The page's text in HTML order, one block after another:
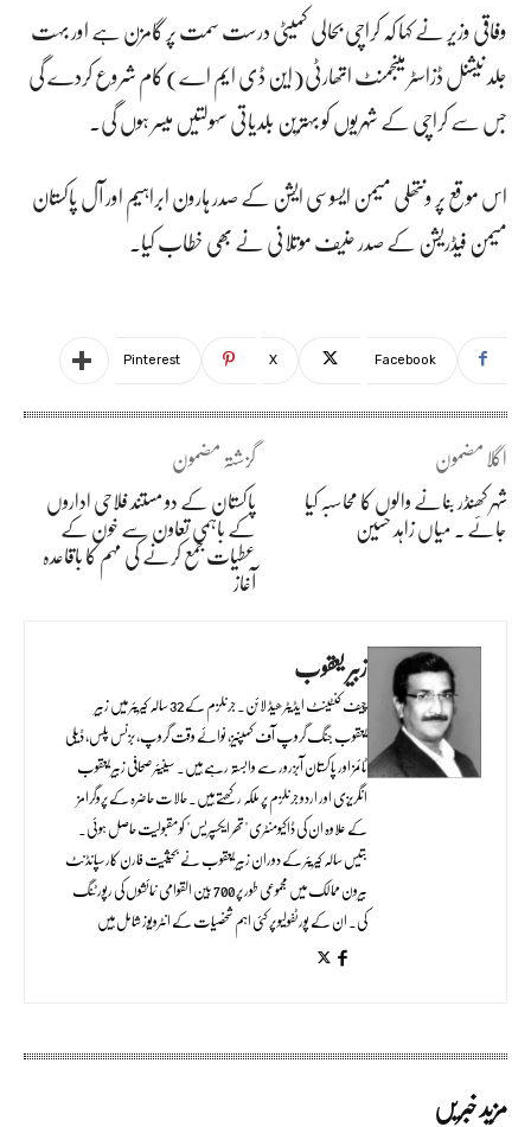
وفاقی وزیر نے کہا کہ کراچی بحالی کمیٹی درست سمت پر گامزن ہے اور بہت
جلد نیشنل ڈزاسٹر مینجمنٹ اتھارٹی(این ڈی ایم اے) کام شروع کردے گی
جس سے کراچی کے شہریوں کو بہترین بلدیاتی سہولتیں میسر ہوں گی۔
اس موقع پر ونتھلی میمن ایسوسی ایشن کے صدر ہارون ابراہیم اور آل پاکستان
میمن فیڈریشن کے صدر حنیف موتلانی نے بھی خطاب کیا۔
Facebook
X
Pinterest
گزشتہ مضمون
پاکستان کے دو مستند فلاحی اداروں
کے باہمی تعاون سے خون کے
عطیات جمع کرنے کی مہم کا باقاعدہ
آغاز
اگلا مضمون
شہر کھنڈر بنانے والوں کا محاسبہ کیا
جائے ۔ میاں زاہد حسین
زبیر یعقوب
چیف کنٹینٹ ایڈیٹر ھیڈ لائن۔ جرنلزم کے 32 سالہ کیریئر میں زبیر
یعقوب جنگ گروپ آف کمپنیز، نوائے وقت گروپ، بزنس پلس، ڈیلی
ٹائمز اور پاکستان آبزرور سے وابستہ رہے ہیں۔ سینیئر صحافی زبیر یعقوب
انگریزی اور اردو جرنلزم پر ملکہ رکھتے ہیں۔ حالات حاضرہ کے پروگرامز
کے علاوہ ان کی ڈاکیومنٹری "تھر ایکسپریس" کو مقبولیت حاصل ہوئی۔
بتیس سالہ کیریئر کے دوران زبیر یعقوب نے بحیثیت فارن کارسپانڈنٹ
بیرون ممالک میں مجموعی طور پر 700 بین القوامی نمائشوں کی رپورٹنگ
کی۔ ان کے پورٹفولیو پر کئی اہم شخصیات کے انٹرویوز شامل ہیں
مزید خبریں